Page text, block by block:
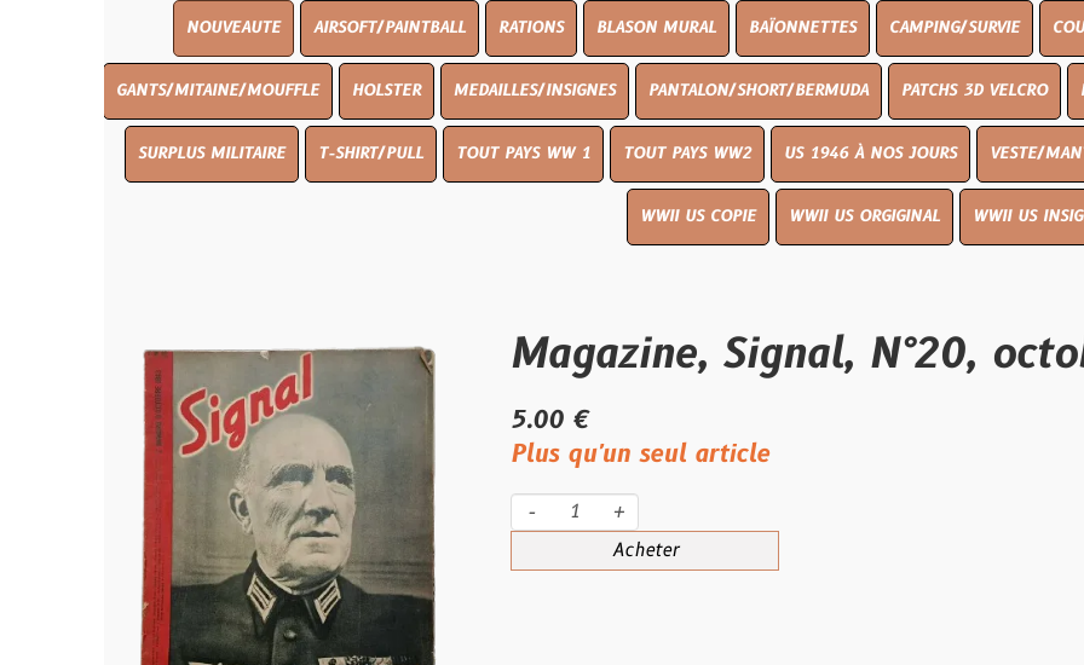
AIRSOFT/PAINTBALL RATIONS BLASON MURAL BAÏONNETTES CAMPING/SURVIE COUTELLERIE
GANTS/MITAINE/MOUFFLE HOLSTER MEDAILLES/INSIGNES PANTALON/SHORT/BERMUDA PATCHS 3D VELCRO PEINTURE
SURPLUS MILITAIRE T-SHIRT/PULL TOUT PAYS WW 1 TOUT PAYS WW2 US 1946 À NOS JOURS VESTE/MANTEAU
WWII US COPIE WWII US ORGIGINAL WWII US INSIGNES
Magazine, Signal, N°20, octobre
Plus qu'un seul article